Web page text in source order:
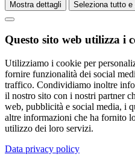
Mostra dettagli Seleziona tutto e
Questo sito web utilizza i
Utilizziamo i cookie per
fornire funzionalità dei social
traffico. Condividiamo inoltre
il nostro sito con i nostri partner
web, pubblicità e social media, i
altre informazioni che ha fornito
utilizzo dei loro servizi.
Data privacy policy